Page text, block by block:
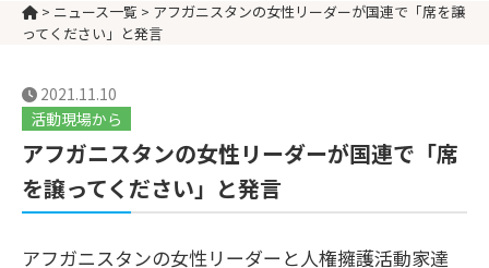
> ニュース一覧 > アフガニスタンの女性リーダーが国連で「席を譲
ってください」と発言
2021.11.10
活動現場から
アフガニスタンの女性リーダーが国連で「席
を譲ってください」と発言
アフガニスタンの女性リーダーと人権擁護活動家達